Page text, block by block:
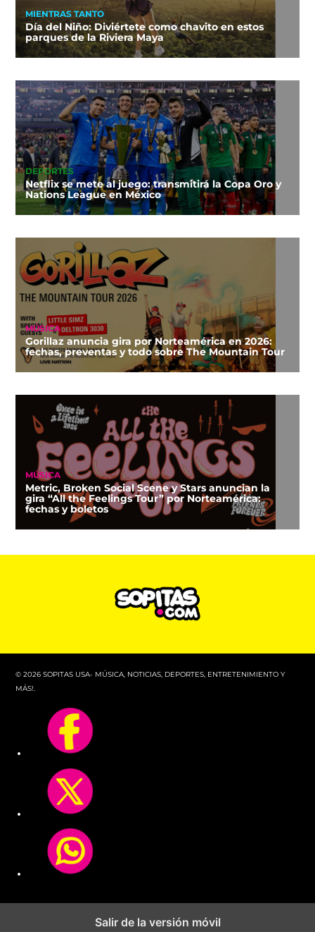
MIENTRAS TANTO
Día del Niño: Diviértete como chavito en estos
parques de la Riviera Maya
DEPORTES
Netflix se mete al juego: transmitirá la Copa Oro y
Nations League en México
MÚSICA
Gorillaz anuncia gira por Norteamérica en 2026:
fechas, preventas y todo sobre The Mountain Tour
MÚSICA
Metric, Broken Social Scene y Stars anuncian la
gira “All the Feelings Tour” por Norteamérica:
fechas y boletos
© 2026 SOPITAS USA- MÚSICA, NOTICIAS, DEPORTES, ENTRETENIMIENTO Y
MÁS!.
Salir de la versión móvil